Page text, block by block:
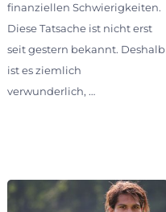
finanziellen Schwierigkeiten.
Diese Tatsache ist nicht erst
seit gestern bekannt. Deshalb
ist es ziemlich
verwunderlich, …